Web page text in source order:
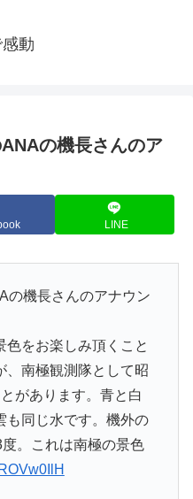
感動
の機長さんのア
LINE
の機長さんのアナウン
色をお楽しみ頂くこと
、南極観測隊として昭
があります。青と白
も同じ水です。機外の
。これは南極の景色